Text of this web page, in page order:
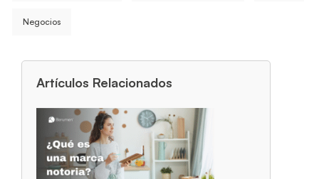
Negocios
Artículos Relacionados